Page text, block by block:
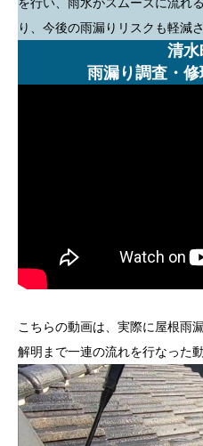
を行い、雨水がスムーズに流れ
り、今後の雨漏りリスクも軽減
清水
雨漏り調査・修
こちらの動画は、実際に屋根雨
解明まで一連の流れを行なった